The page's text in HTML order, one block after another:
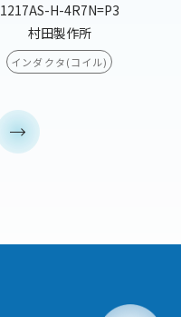
1217AS-H-4R7N=P3
村田製作所
インダクタ(コイル)